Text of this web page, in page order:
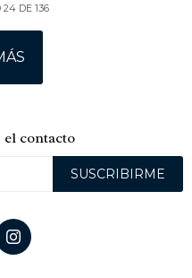
24DE 136
el contacto
SUSCRIBIRME
